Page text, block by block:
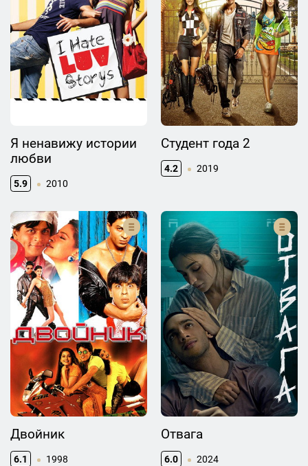
Я ненавижу истории
любви
5.9 2010
Студент года 2
4.2 2019
Двойник
6.1 1998
Отвага
6.0 2024